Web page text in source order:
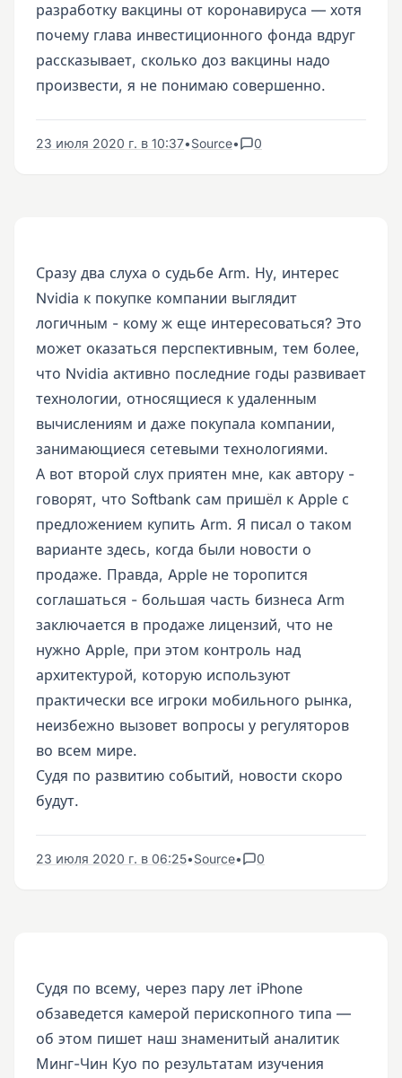
разработку вакцины от коронавируса — хотя
почему глава инвестиционного фонда вдруг
рассказывает, сколько доз вакцины надо
произвести, я не понимаю совершенно.
23 июля 2020 г. в 10:37•Source• 0
Сразу два слуха о судьбе Arm. Ну, интерес
Nvidia к покупке компании выглядит
логичным - кому ж еще интересоваться? Это
может оказаться перспективным, тем более,
что Nvidia активно последние годы развивает
технологии, относящиеся к удаленным
вычислениям и даже покупала компании,
занимающиеся сетевыми технологиями.
А вот второй слух приятен мне, как автору -
говорят, что Softbank сам пришёл к Apple с
предложением купить Arm. Я писал о таком
варианте здесь, когда были новости о
продаже. Правда, Apple не торопится
соглашаться - большая часть бизнеса Arm
заключается в продаже лицензий, что не
нужно Apple, при этом контроль над
архитектурой, которую используют
практически все игроки мобильного рынка,
неизбежно вызовет вопросы у регуляторов
во всем мире.
Судя по развитию событий, новости скоро
будут.
23 июля 2020 г. в 06:25•Source• 0
Судя по всему, через пару лет iPhone
обзаведется камерой перископного типа —
об этом пишет наш знаменитый аналитик
Минг-Чин Куо по результатам изучения